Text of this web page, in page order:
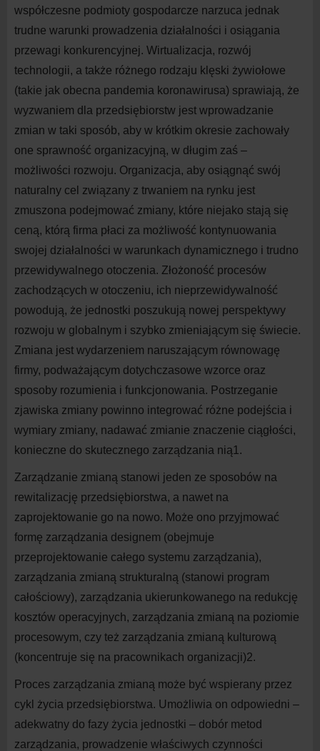
współczesne podmioty gospodarcze narzuca jednak
trudne warunki prowadzenia działalności i osiągania
przewagi konkurencyjnej. Wirtualizacja, rozwój
technologii, a także różnego rodzaju klęski żywiołowe
(takie jak obecna pandemia koronawirusa) sprawiają, że
wyzwaniem dla przedsiębiorstw jest wprowadzanie
zmian w taki sposób, aby w krótkim okresie zachowały
one sprawność organizacyjną, w długim zaś –
możliwości rozwoju. Organizacja, aby osiągnąć swój
naturalny cel związany z trwaniem na rynku jest
zmuszona podejmować zmiany, które niejako stają się
ceną, którą firma płaci za możliwość kontynuowania
swojej działalności w warunkach dynamicznego i trudno
przewidywalnego otoczenia. Złożoność procesów
zachodzących w otoczeniu, ich nieprzewidywalność
powodują, że jednostki poszukują nowej perspektywy
rozwoju w globalnym i szybko zmieniającym się świecie.
Zmiana jest wydarzeniem naruszającym równowagę
firmy, podważającym dotychczasowe wzorce oraz
sposoby rozumienia i funkcjonowania. Postrzeganie
zjawiska zmiany powinno integrować różne podejścia i
wymiary zmiany, nadawać zmianie znaczenie ciągłości,
konieczne do skutecznego zarządzania nią1 .
Zarządzanie zmianą stanowi jeden ze sposobów na
rewitalizację przedsiębiorstwa, a nawet na
zaprojektowanie go na nowo. Może ono przyjmować
formę zarządzania designem (obejmuje
przeprojektowanie całego systemu zarządzania),
zarządzania zmianą strukturalną (stanowi program
całościowy), zarządzania ukierunkowanego na redukcję
kosztów operacyjnych, zarządzania zmianą na poziomie
procesowym, czy też zarządzania zmianą kulturową
(koncentruje się na pracownikach organizacji)2.
Proces zarządzania zmianą może być wspierany przez
cykl życia przedsiębiorstwa. Umożliwia on odpowiedni –
adekwatny do fazy życia jednostki – dobór metod
zarządzania, prowadzenie właściwych czynności